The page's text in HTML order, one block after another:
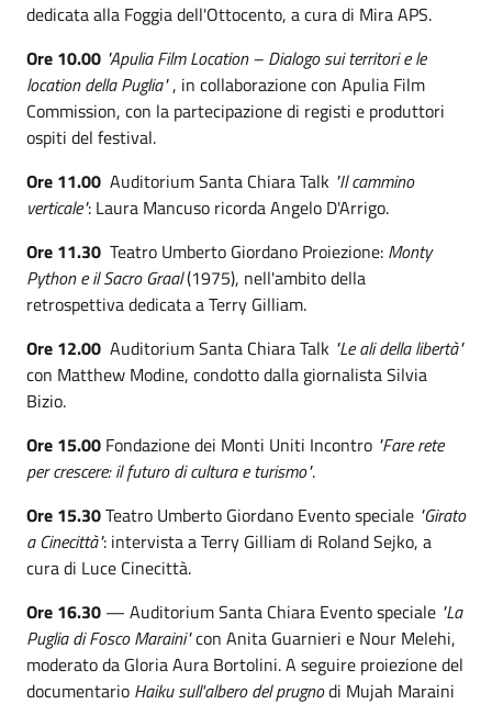
dedicata alla Foggia dell'Ottocento, a cura di Mira APS.
Ore 10.00 "Apulia Film Location – Dialogo sui territori e le
location della Puglia", in collaborazione con Apulia Film
Commission, con la partecipazione di registi e produttori
ospiti del festival.
Ore 11.00 Auditorium Santa Chiara Talk "Il cammino
verticale": Laura Mancuso ricorda Angelo D'Arrigo.
Ore 11.30 Teatro Umberto Giordano Proiezione: Monty
Python e il Sacro Graal(1975), nell'ambito della
retrospettiva dedicata a Terry Gilliam.
Ore 12.00 Auditorium Santa Chiara Talk "Le ali della libertà"
con Matthew Modine, condotto dalla giornalista Silvia
Bizio.
Ore 15.00 Fondazione dei Monti Uniti Incontro "Fare rete
per crescere: il futuro di cultura e turismo".
Ore 15.30Teatro Umberto Giordano Evento speciale "Girato
a Cinecittà": intervista a Terry Gilliam di Roland Sejko, a
cura di Luce Cinecittà.
Ore 16.30 — Auditorium Santa Chiara Evento speciale "La
Puglia di Fosco Maraini"con Anita Guarnieri e Nour Melehi,
moderato da Gloria Aura Bortolini. A seguire proiezione del
documentario Haiku sull'albero del prugnodi Mujah Maraini